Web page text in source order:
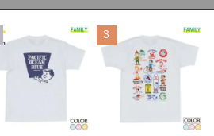
3